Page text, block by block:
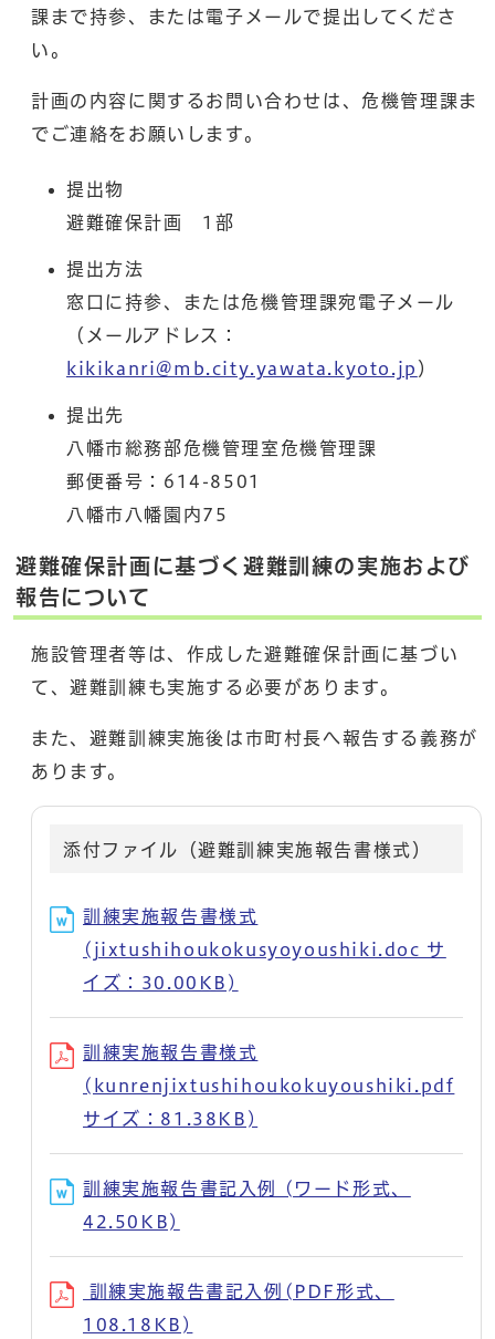
課まで持参、または電子メールで提出してくださ
い。
計画の内容に関するお問い合わせは、危機管理課ま
でご連絡をお願いします。
提出物
避難確保計画 1部
提出方法
窓口に持参、または危機管理課宛電子メール
（メールアドレス：
kikikanri@mb.city.yawata.kyoto.jp ）
提出先
八幡市総務部危機管理室危機管理課
郵便番号：614-8501
八幡市八幡園内75
避難確保計画に基づく避難訓練の実施および
報告について
施設管理者等は、作成した避難確保計画に基づい
て、避難訓練も実施する必要があります。
また、避難訓練実施後は市町村長へ報告する義務が
あります。
添付ファイル（避難訓練実施報告書様式）
訓練実施報告書様式
(jixtushihoukokusyoyoushiki.doc サ
イズ：30.00KB)
訓練実施報告書様式
(kunrenjixtushihoukokuyoushiki.pdf
サイズ：81.38KB)
訓練実施報告書記入例 (ワード形式、
42.50KB)
訓練実施報告書記入例(PDF形式、
108.18KB)